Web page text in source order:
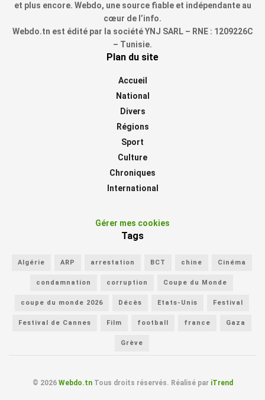
et plus encore. Webdo, une source fiable et indépendante au
cœur de l’info.
Webdo.tn est édité par la société YNJ SARL – RNE : 1209226C
– Tunisie.
Plan du site
Accueil
National
Divers
Régions
Sport
Culture
Chroniques
International
Gérer mes cookies
Tags
Algérie ARP arrestation BCT chine Cinéma
condamnation corruption Coupe du Monde
coupe du monde 2026 Décès Etats-Unis Festival
Festival de Cannes Film football france Gaza
Grève
© 2026 Webdo.tnTous droits réservés. Réalisé par iTrend